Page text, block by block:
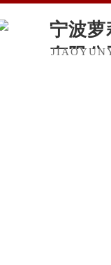
宁波
有限公